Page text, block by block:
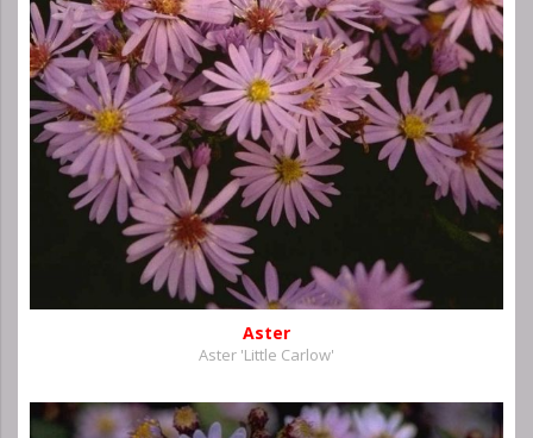
Aster
Aster 'Little Carlow'